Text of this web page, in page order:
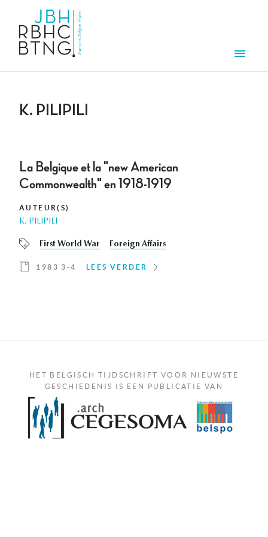
K. PILIPILI
La Belgique et la "new American
Commonwealth" en 1918-1919
AUTEUR(S)
K. PILIPILI
First World War Foreign Affairs
1983 3-4 LEES VERDER
HET BELGISCH TIJDSCHRIFT VOOR NIEUWSTE
GESCHIEDENIS IS EEN PUBLICATIE VAN